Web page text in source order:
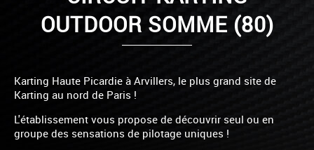
OUTDOOR SOMME (80)
Karting Haute Picardie à Arvillers, le plus grand site de
Karting au nord de Paris !
L'établissement vous propose de découvrir seul ou en
groupe des sensations de pilotage uniques !